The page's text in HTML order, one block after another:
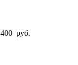
руб.